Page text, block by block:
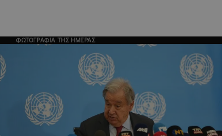
ΦΩΤΟΓΡΑΦΙΑ ΤΗΣ ΗΜΕΡΑΣ